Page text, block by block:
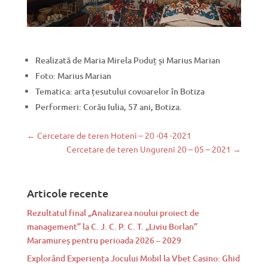
Realizată de Maria Mirela Poduț și Marius Marian
Foto: Marius Marian
Tematica: arta țesutului covoarelor în Botiza
Performeri: Corău Iulia, 57 ani, Botiza.
← Cercetare de teren Hoteni – 20 -04 -2021
Cercetare de teren Ungureni 20 – 05 – 2021 →
Articole recente
Rezultatul final „Analizarea noului proiect de
management” la C. J. C. P. C. T. „Liviu Borlan”
Maramureș pentru perioada 2026 – 2029
Explorând Experiența Jocului Mobil la Vbet Casino: Ghid